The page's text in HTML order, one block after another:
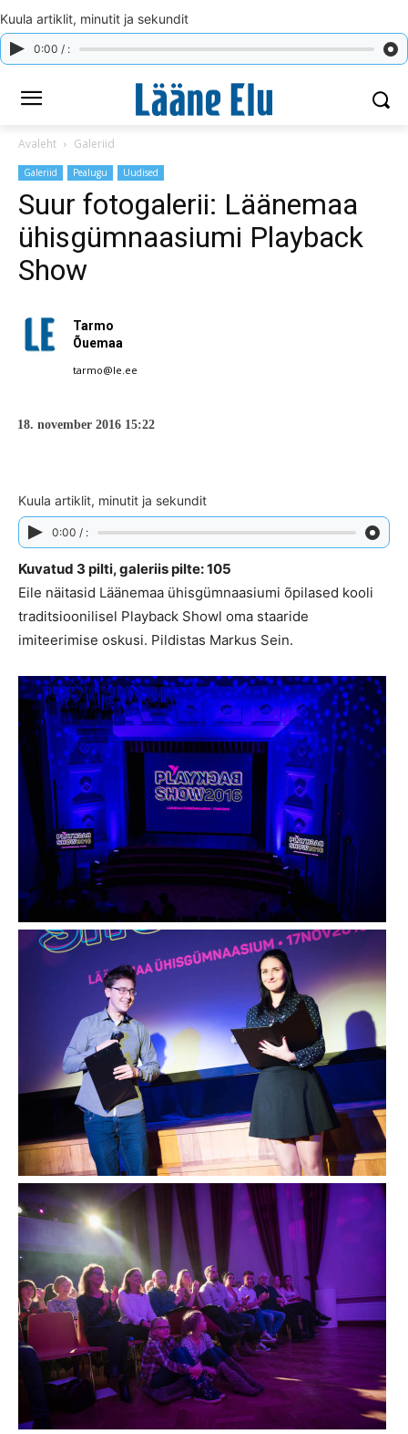
Kuula artiklit, minutit ja sekundit
0:00 / :
Avaleht Galeriid
Galeriid Pealugu Uudised
Suur fotogalerii: Läänemaa
ühisgümnaasiumi Playback
Show
Tarmo
Õuemaa
tarmo@le.ee
18. november 2016 15:22
Kuula artiklit, minutit ja sekundit
0:00 / :
Kuvatud 3 pilti, galeriis pilte: 105
Eile näitasid Läänemaa ühisgümnaasiumi õpilased kooli
traditsioonilisel Playback Showl oma staaride
imiteerimise oskusi. Pildistas Markus Sein.